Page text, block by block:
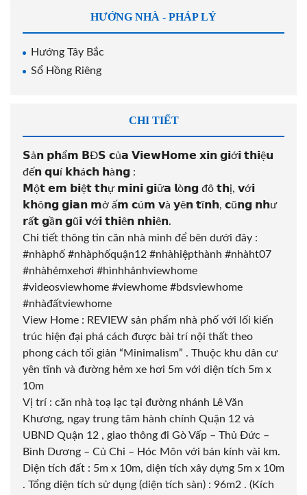
HƯỚNG NHÀ - PHÁP LÝ
Hướng Tây Bắc
Sổ Hồng Riêng
CHI TIẾT
𝗦ả𝗻 𝗽𝗵ẩ𝗺 𝗕Đ𝗦 𝗰ủ𝗮 𝗩𝗶𝗲𝘄𝗛𝗼𝗺𝗲 𝘅𝗶𝗻 𝗴𝗶ớ𝗶 𝘁𝗵𝗶ệ𝘂
đế𝗻 𝗾𝘂í 𝗸𝗵á𝗰𝗵 𝗵à𝗻𝗴 :
𝗠ộ𝘁 𝗲𝗺 𝗯𝗶ệ𝘁 𝘁𝗵ự 𝗺𝗶𝗻𝗶 𝗴𝗶ữ𝗮 𝗹ò𝗻𝗴 đô 𝘁𝗵ị, 𝘃ớ𝗶
𝗸𝗵ô𝗻𝗴 𝗴𝗶𝗮𝗻 𝗺ở ấ𝗺 𝗰ú𝗺 𝘃à 𝘆ê𝗻 𝘁ĩ𝗻𝗵, 𝗰ũ𝗻𝗴 𝗻𝗵ư
𝗿ấ𝘁 𝗴ầ𝗻 𝗴ũ𝗶 𝘃ớ𝗶 𝘁𝗵𝗶ê𝗻 𝗻𝗵𝗶ê𝗻.
Chi tiết thông tin căn nhà mình để bên dưới đây :
#nhàphố #nhàphốquận12 #nhàhiệpthành #nhàht07
#nhàhẻmxehơi #hìnhhảnhviewhome
#videosviewhome #viewhome #bdsviewhome
#nhàđấtviewhome
View Home : REVIEW sản phẩm nhà phố với lối kiến
trúc hiện đại phá cách được bài trí nội thất theo
phong cách tối giản “Minimalism” . Thuộc khu dân cư
yên tĩnh và đường hẻm xe hơi 5m với diện tích 5m x
10m
Vị trí : căn nhà toạ lạc tại đường nhánh Lê Văn
Khương, ngay trung tâm hành chính Quận 12 và
UBND Quận 12 , giao thông đi Gò Vấp – Thủ Đức –
Bình Dương – Củ Chi – Hóc Môn với bán kính vài km.
Diện tích đất : 5m x 10m, diện tích xây dựng 5m x 10m
. Tổng diện tích sử dụng (diện tích sàn) : 96m2 . (Kích